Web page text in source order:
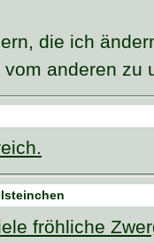
die ich
anderen zu
fröhliche